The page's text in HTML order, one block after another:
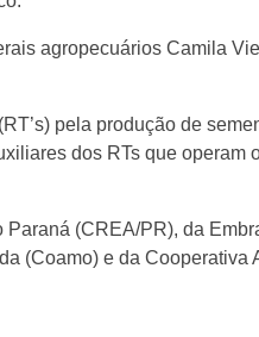
agropecuários Camila
pela produção de
dos RTs que
(CREA/PR), da
(Coamo) e da Cooperativa